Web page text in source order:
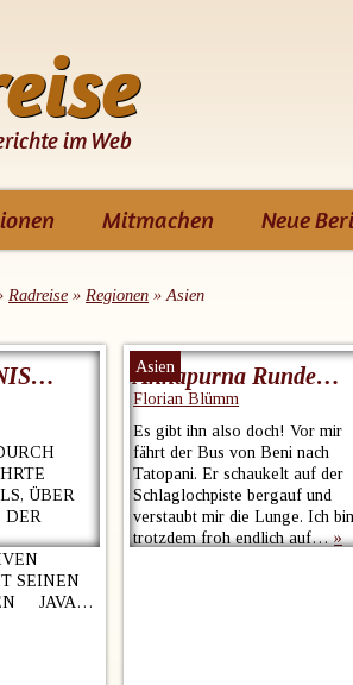
im Web
Mitmachen Neue
Radreise » Regionen » Asien
ÜBER
DER
SEINEN
JAVA…
Asien
Annapurna Runde…
Florian Blümm
Es gibt ihn also doch! Vor mir
fährt der Bus von Beni nach
Tatopani. Er schaukelt auf der
Schlaglochpiste bergauf und
verstaubt mir die Lunge. Ich bin
trotzdem froh endlich auf…»